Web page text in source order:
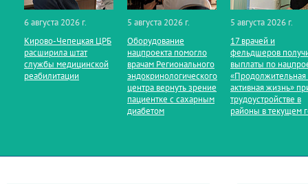
6 августа 2026 г.
Кирово‑Чепецкая ЦРБ
расширила штат
службы медицинской
реабилитации
5 августа 2026 г.
Оборудование
нацпроекта помогло
врачам Регионального
эндокринологического
центра вернуть зрение
пациентке с сахарным
диабетом
5 августа 2026 г.
17 врачей и
фельдшеров
выплаты по
«Продолжительная
активная жизнь»
трудоустройстве в
районы в текущем